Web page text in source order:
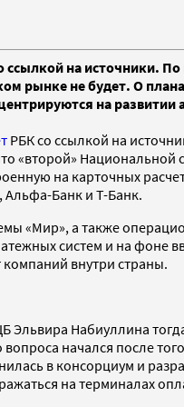
на источники.
рынке не будет. О
на развитии
РБК со ссылкой на
«второй» Национальной
на карточных
Банк и Т-Банк.
«Мир», а также
систем и на фоне
внутри страны.
Эльвира Набиуллина
начался после
в консорциум и
на терминалах